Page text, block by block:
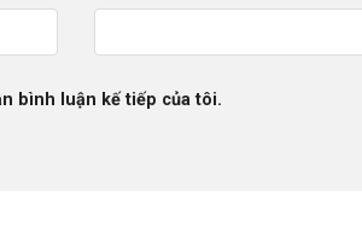
bình luận kế tiếp của tôi.